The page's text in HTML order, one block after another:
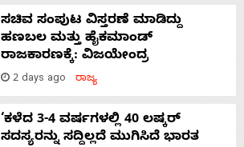
ಸಚಿವ ಸಂಪುಟ ವಿಸ್ತರಣೆ ಮಾಡಿದ್ದು
ಹಣಬಲ ಮತ್ತು ಹೈಕಮಾಂಡ್
ರಾಜಕಾರಣಕ್ಕೆ: ವಿಜಯೇಂದ್ರ
2 days ago ರಾಜ್ಯ
‘ಕಳೆದ 3-4 ವರ್ಷಗಳಲ್ಲಿ 40 ಲಷ್ಕರ್
ಸದಸ್ಯರನ್ನು ಸದ್ದಿಲ್ಲದೆ ಮುಗಿಸಿದೆ ಭಾರತ